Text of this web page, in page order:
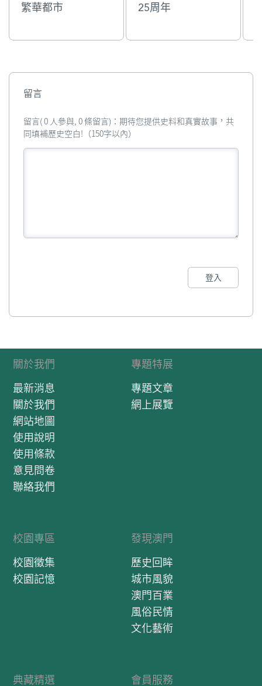
繁華都市 25周年
留言
留言( 0 人參與, 0 條留言)：期待您提供史料和真實故事，共
同填補歷史空白!（150字以內）
登入
關於我們
最新消息
關於我們
網站地圖
使用說明
使用條款
意見問卷
聯絡我們
專題特展
專題文章
網上展覽
校園專區
校園徵集
校園記憶
發現澳門
歷史回眸
城市風貌
澳門百業
風俗民情
文化藝術
典藏精選 會員服務